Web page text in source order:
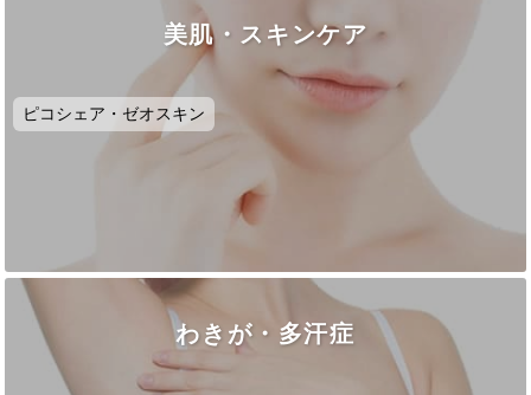
美肌・スキンケア
ピコシェア・ゼオスキン
わきが・多汗症